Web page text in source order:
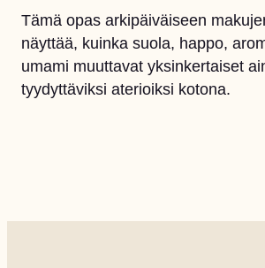
Tämä opas arkipäiväiseen
näyttää, kuinka suola, happo,
umami muuttavat yksinkertaiset
tyydyttäviksi aterioiksi kotona.